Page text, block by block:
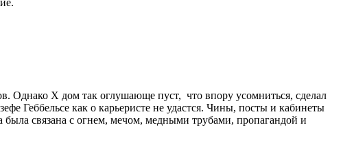
Однако X дом так оглушающе пуст, что впору усомниться, сделал
Геббельсе как о карьеристе не удастся. Чины, посты и кабинеты
связана с огнем, мечом, медными трубами, пропагандой и